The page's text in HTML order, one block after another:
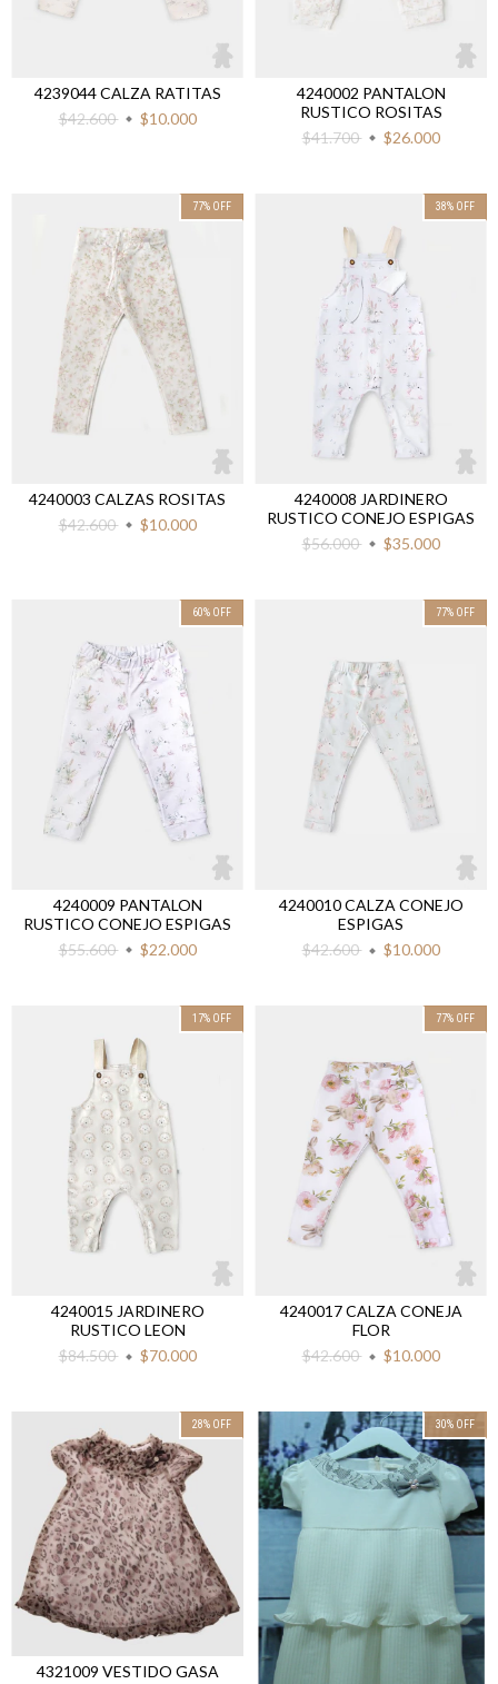
4239044 CALZA RATITAS
$42.600
$10.000
4240002 PANTALON
RUSTICO ROSITAS
$41.700
$26.000
77% OFF
4240003 CALZAS ROSITAS
$42.600
$10.000
38% OFF
4240008 JARDINERO
RUSTICO CONEJO ESPIGAS
$56.000
$35.000
60% OFF
4240009 PANTALON
RUSTICO CONEJO ESPIGAS
$55.600
$22.000
77% OFF
4240010 CALZA CONEJO
ESPIGAS
$42.600
$10.000
17% OFF
4240015 JARDINERO
RUSTICO LEON
$84.500
$70.000
77% OFF
4240017 CALZA CONEJA
FLOR
$42.600
$10.000
28% OFF
4321009 VESTIDO GASA
30% OFF